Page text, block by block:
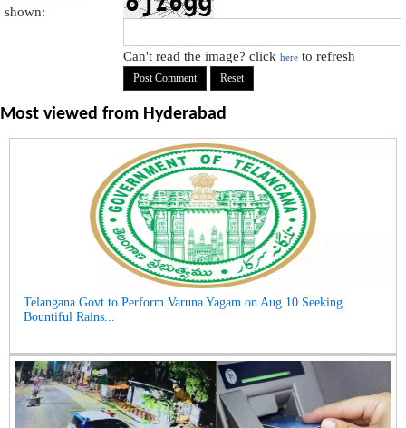
shown:
Can't read the image? clickhere to refresh
Most viewed from Hyderabad
Telangana Govt to Perform Varuna Yagam on Aug 10 Seeking
Bountiful Rains...